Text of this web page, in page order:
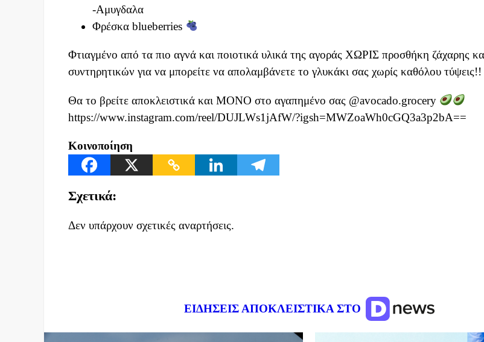
-Αμυγδαλα
Φρέσκα blueberries
Φτιαγμένο από τα πιο αγνά και ποιοτικά υλικά της αγοράς ΧΩΡΙΣ προσθήκη ζάχαρης
συντηρητικών για να μπορείτε να απολαμβάνετε το γλυκάκι σας χωρίς καθόλου τύψεις!!
Θα το βρείτε αποκλειστικά και ΜΟΝΟ στο αγαπημένο σας @avocado.grocery
https://www.instagram.com/reel/DUJLWs1jAfW/?igsh=MWZoaWh0cGQ3a3p2bA==
Κοινοποίηση
Σχετικά:
Δεν υπάρχουν σχετικές αναρτήσεις.
ΕΙΔΗΣΕΙΣ ΑΠΟΚΛΕΙΣΤΙΚΑ ΣΤΟ